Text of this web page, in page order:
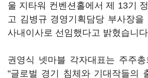
울 지타워 컨벤션홀에서 제 13기
고 김병규 경영기획담당 부사장을
사내이사로 선임했다고 밝혔습니
권영식 넷마블 각자대표는 주주
"글로벌 경기 침체와 기대작들의